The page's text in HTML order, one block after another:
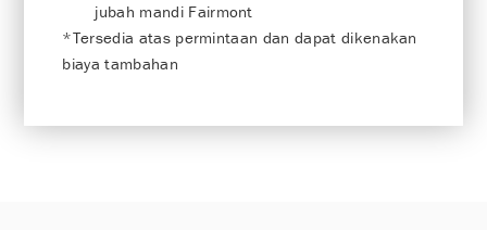
jubah mandi Fairmont
*Tersedia atas permintaan dan dapat dikenakan
biaya tambahan